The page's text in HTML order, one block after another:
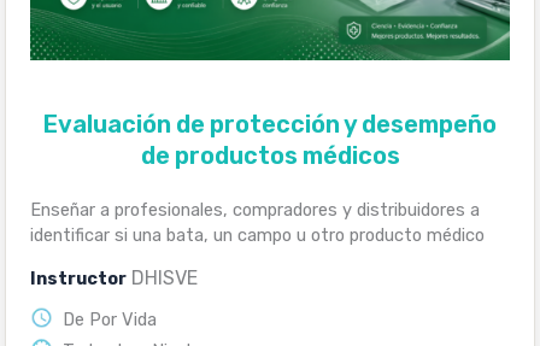
Evaluación de protección y desempeño
de productos médicos
Instructor DHISVE
De Por Vida
Enseñar a profesionales, compradores y distribuidores a
identificar si una bata, un campo u otro producto médico